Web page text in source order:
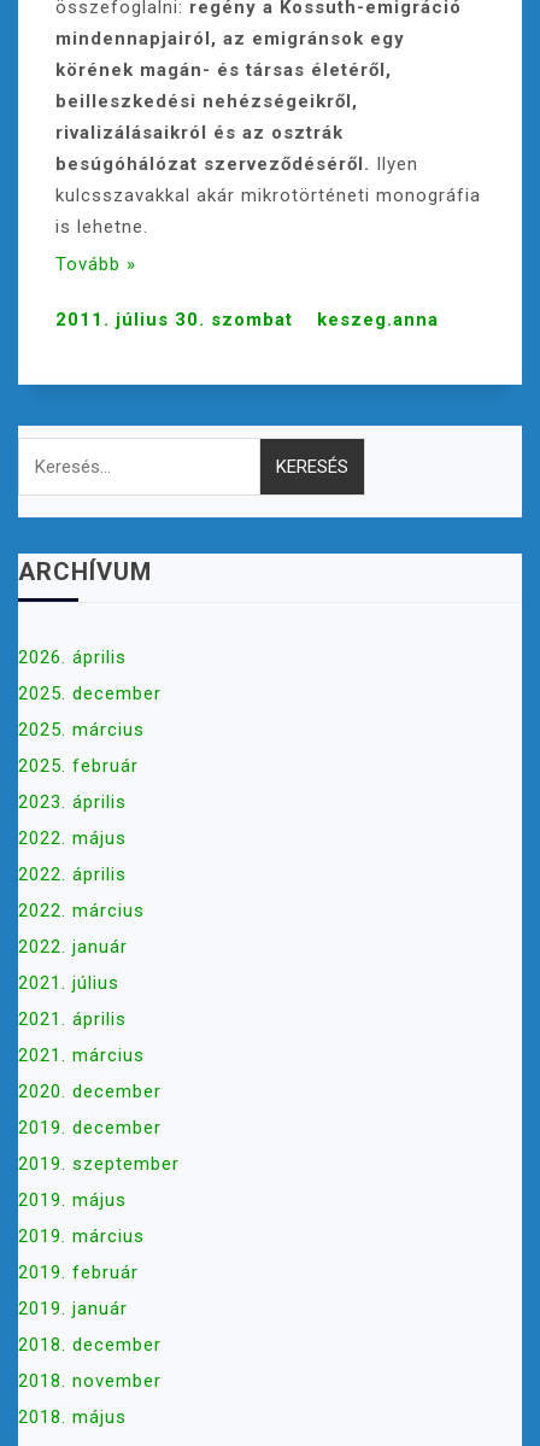
összefoglalni: regény a Kossuth-emigráció
mindennapjairól, az emigránsok egy
körének magán- és társas életéről,
beilleszkedési nehézségeikről,
rivalizálásaikról és az osztrák
besúgóhálózat szerveződéséről. Ilyen
kulcsszavakkal akár mikrotörténeti monográfia
is lehetne.
Tovább »
2011. július 30. szombat keszeg.anna
Keresés:
ARCHÍVUM
2026. április
2025. december
2025. március
2025. február
2023. április
2022. május
2022. április
2022. március
2022. január
2021. július
2021. április
2021. március
2020. december
2019. december
2019. szeptember
2019. május
2019. március
2019. február
2019. január
2018. december
2018. november
2018. május